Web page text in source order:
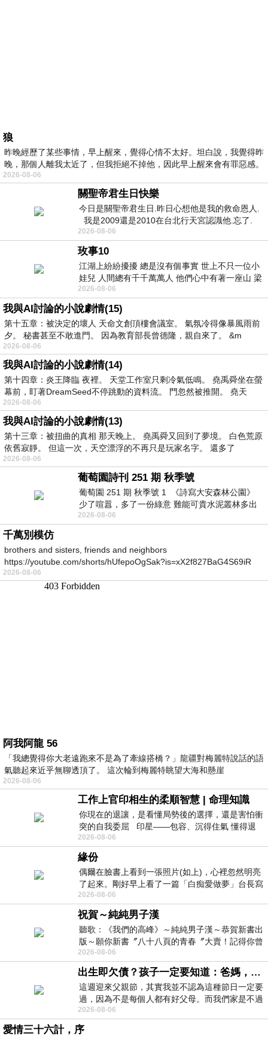
狼
昨晚經歷了某些事情，早上醒來，覺得心情不太好。坦白說，我覺得昨
晚，那個人離我太近了，但我拒絕不掉他，因此早上醒來會有罪惡感。
2026-08-06
關聖帝君生日快樂
今日是關聖帝君生日.昨日心想他是我的救命恩人.
我是2009還是2010在台北行天宮認識他.忘了.
一個奇摩交友的網友學
2026-08-06
玫事10
江湖上紛紛擾擾 總是沒有個事實 世上不只一位小
娃兒 人間總有千千萬萬人 他們心中有著一座山 梁
山佛山泰華衡恆嵩 一山之高
2026-08-06
我與AI討論的小說劇情(15)
第十五章：被決定的壞人 天命文創頂樓會議室。 氣氛冷得像暴風雨前
夕。 秘書甚至不敢進門。 因為教育部長曾德隆，親自來了。 &m
2026-08-06
我與AI討論的小說劇情(14)
第十四章：炎王降臨 夜裡。 天堂工作室只剩冷氣低鳴。 堯禹舜坐在螢
幕前，盯著DreamSeed不停跳動的資料流。 門忽然被推開。 堯天
2026-08-06
我與AI討論的小說劇情(13)
第十三章：被扭曲的真相 那天晚上。 堯禹舜又回到了夢境。 白色荒原
依舊寂靜。 但這一次，天空漂浮的不再只是玩家名字。 還多了
2026-08-06
葡萄園詩刊 251 期 秋季號
葡萄園 251 期 秋季號 1 《詩寫大安森林公園》
少了喧囂，多了一份綠意 難能可貴水泥叢林多出
一
2026-08-06
千萬別模仿
brothers and sisters, friends and neighbors
https://youtube.com/shorts/hUfepoOgSak?is=xX2f827BaG4S69iR
https
2026-08-06
阿我阿龍 56
「我總覺得你大老遠跑來不是為了牽線搭橋？」龍疆對梅麗特說話的語
氣聽起來近乎無聊透頂了。 這次輪到梅麗特眺望大海和懸崖
2026-08-06
工作上官印相生的柔順智慧 | 命理知識
你現在的退讓，是看懂局勢後的選擇，還是害怕衝
突的自我委屈 印星——包容、沉得住氣 懂得退
一步觀察，不會
2026-08-06
緣份
偶爾在臉書上看到一張照片(如上)，心裡忽然明亮
了起來。剛好早上看了一篇「白痴愛做夢」台長寫
的貼文，在回顧年輕時瘋狂愛上
2026-08-06
祝賀～純純男子漢
聽歌：《我們的高峰》～純純男子漢～恭賀新書出
版～願你新書〞八十八頁的青春〞大賣！記得你曾
經在我的版留言…「好讚的圖^^感覺大家
2026-08-06
出生即欠債？孩子一定要知道：爸媽，其實我不欠你們
這週迎來父親節，其實我並不認為這種節日一定要
過，因為不是每個人都有好父母。而我們家是不過
節的，平時也沒什麼儀式感，生活趨近冷
2026-08-06
愛情三十六計，序